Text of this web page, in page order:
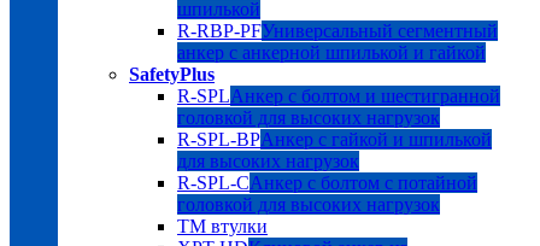
шпилькой
R-RBP-PFУниверсальный сегментный
анкер с анкерной шпилькой и гайкой
SafetyPlus
R-SPLАнкер с болтом и шестигранной
головкой для высоких нагрузок
R-SPL-BPАнкер с гайкой и шпилькой
для высоких нагрузок
R-SPL-CАнкер с болтом с потайной
головкой для высоких нагрузок
TM втулки